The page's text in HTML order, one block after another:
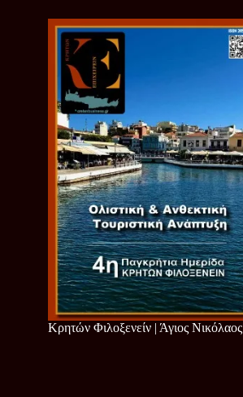
Κρητών Φιλοξενείν | Άγιος Νικόλαος